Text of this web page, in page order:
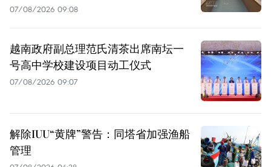
07/08/2026 09:08
越南政府副总理范氏清茶出席南坛一
号高中学校建设项目动工仪式
07/08/2026 09:07
解除IUU“黄牌”警告：同塔省加强渔船
管理